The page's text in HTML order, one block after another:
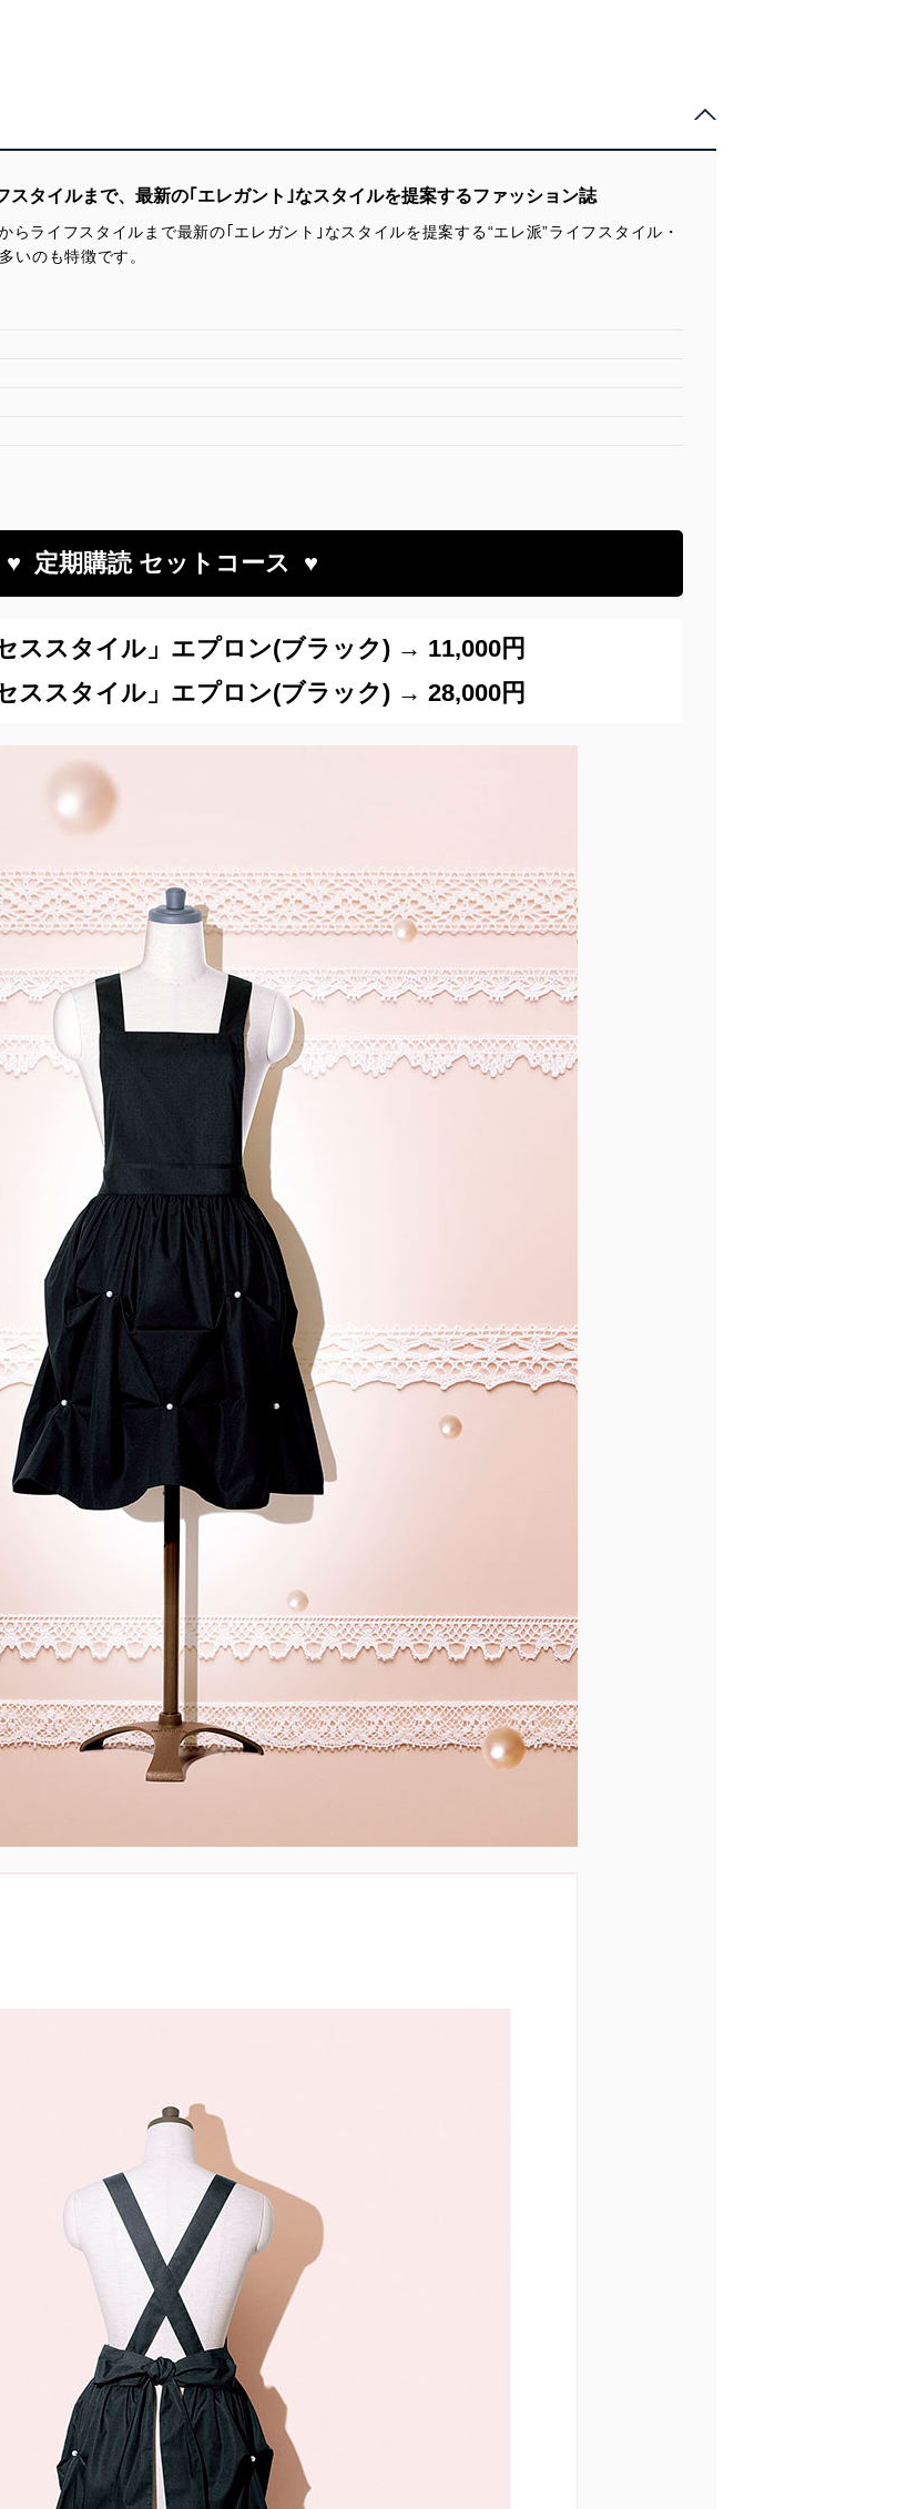
タイルまで、最新の｢エレガント｣なスタイルを提案するファッション誌
らライフスタイルまで最新の｢エレガント｣なスタイルを提案する“エレ派”ライフスタイル・
いのも特徴です。
♥ 定期購読 セットコース ♥
ススタイル」エプロン(ブラック) → 11,000円
ススタイル」エプロン(ブラック) → 28,000円